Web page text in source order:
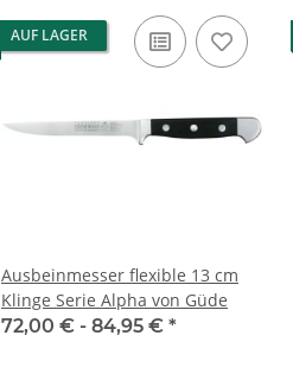
AUF LAGER
Ausbeinmesser flexible 13 cm
Klinge Serie Alpha von Güde
72,00 € - 84,95 € *